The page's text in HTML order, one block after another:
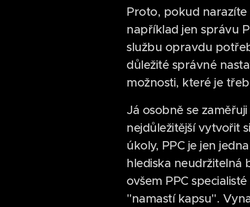
Proto, pokud
například jen správu
službu opravdu
důležité správné
možnosti, které je
Já osobně se
nejdůležitější vytvořit
úkoly, PPC je jen
hlediska neudržitelná
ovšem PPC
"namastí kapsu".